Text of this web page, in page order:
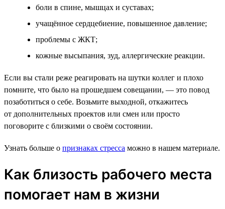
боли в спине, мышцах и суставах;
учащённое сердцебиение, повышенное давление;
проблемы с ЖКТ;
кожные высыпания, зуд, аллергические реакции.
Если вы стали реже реагировать на шутки коллег и плохо
помните, что было на прошедшем совещании, — это повод
позаботиться о себе. Возьмите выходной, откажитесь
от дополнительных проектов или смен или просто
поговорите с близкими о своём состоянии.
Узнать больше о признаках стресса можно в нашем материале.
Как близость рабочего места
помогает нам в жизни